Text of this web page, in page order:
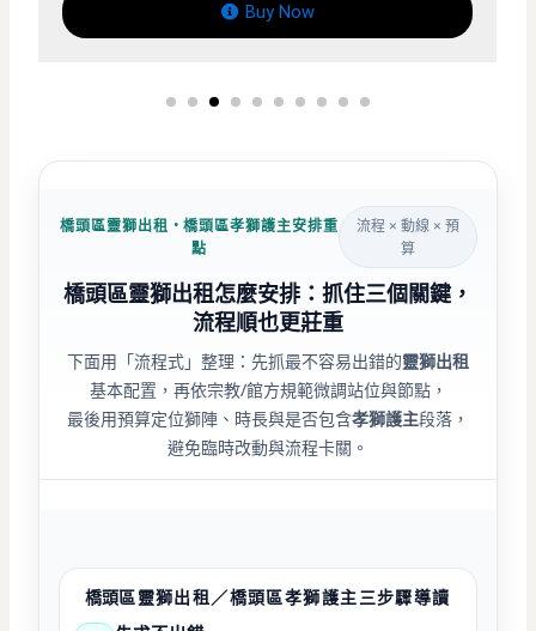
Buy Now
橋頭區靈獅出租・橋頭區孝獅護主安排重
點
流程 × 動線 × 預
算
橋頭區靈獅出租怎麼安排：抓住三個關鍵，
流程順也更莊重
下面用「流程式」整理：先抓最不容易出錯的靈獅出租
基本配置，再依宗教/館方規範微調站位與節點，
最後用預算定位獅陣、時長與是否包含孝獅護主段落，
避免臨時改動與流程卡關。
橋頭區靈獅出租／橋頭區孝獅護主三步驟導讀